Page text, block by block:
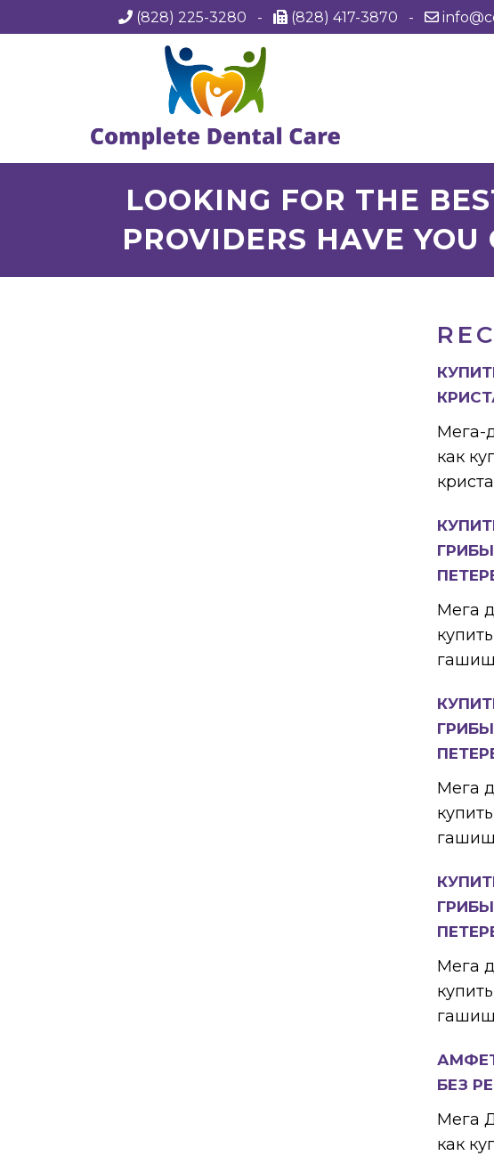
(828) 225-3280 - (828) 417-3870 -
LOOKING FOR THE
PROVIDERS HAVE
Мега-
как
Мега
Мега
Мега
БЕЗ
Мега
как